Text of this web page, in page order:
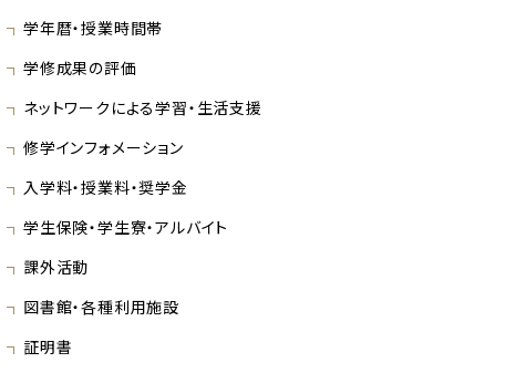
学年暦・授業時間帯
学修成果の評価
ネットワークによる学習・生活支援
修学インフォメーション
入学料・授業料・奨学金
学生保険・学生寮・アルバイト
課外活動
図書館・各種利用施設
証明書